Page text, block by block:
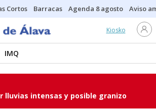
Cortos Barracas Agenda 8 agosto Aviso
Kiosko
IMQ
lluvias intensas y posible granizo